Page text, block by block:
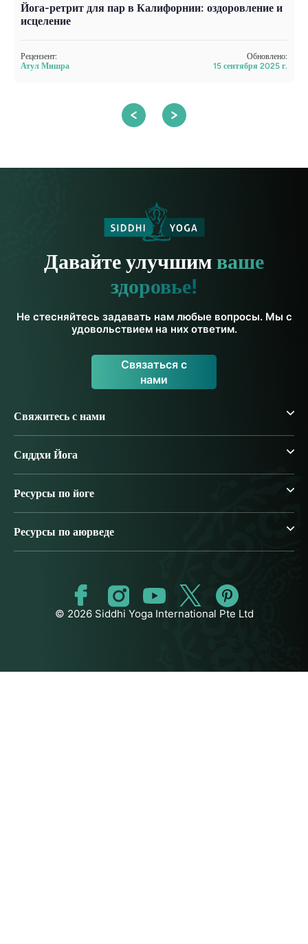
Йога-ретрит для пар в Калифорнии: оздоровление и
исцеление
Рецензент:
Атул Мишра
Обновлено:
15 сентября 2025 г.
Давайте улучшимваше
здоровье!
Не стесняйтесь задавать нам любые вопросы. Мы с
удовольствием на них ответим.
Связаться с
нами
Свяжитесь с нами
Сиддхи Йога
Ресурсы по йоге
Ресурсы по аюрведе
© 2026 Siddhi Yoga International Pte Ltd